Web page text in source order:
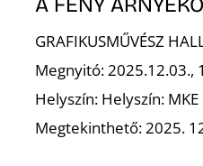
GRAFIKUSMŰVÉSZ
Megnyitó: 2025.12.03.,
Helyszín: Helyszín:
Megtekinthető: 2025.